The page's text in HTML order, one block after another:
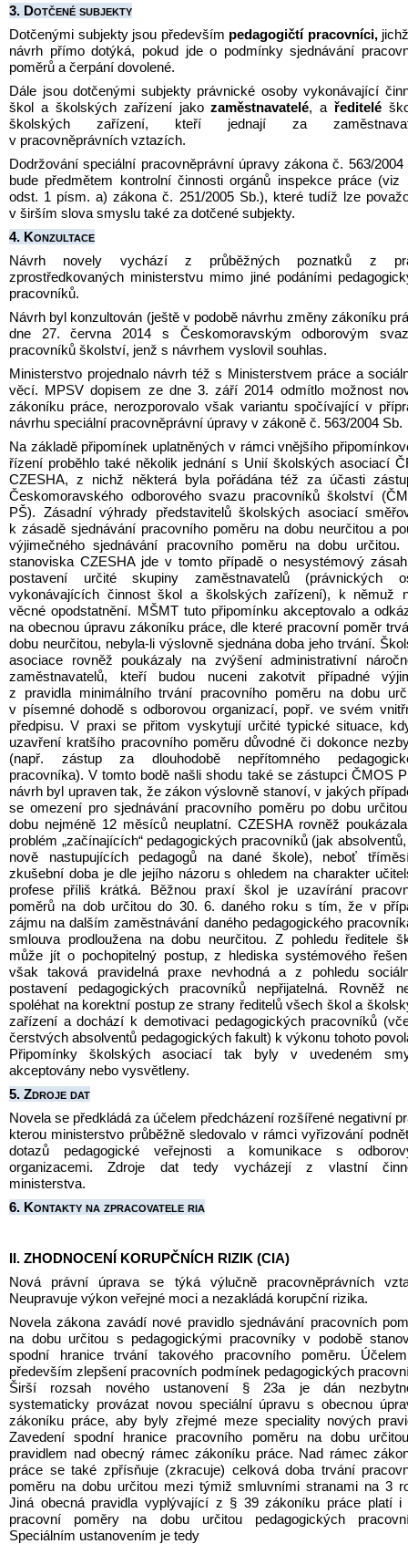
3. Dotčené subjekty
Dotčenými subjekty jsou především pedagogičtí pracovníci,
návrh přímo dotýká, pokud jde o podmínky sjednávání
poměrů a čerpání dovolené.
Dále jsou dotčenými subjekty právnické osoby vykonávající
škol a školských zařízení jako zaměstnavatelé, a ředitelé
školských zařízení, kteří jednají za
v pracovněprávních vztazích.
Dodržování speciální pracovněprávní úpravy zákona č. 563/2004
bude předmětem kontrolní činnosti orgánů inspekce práce (viz
odst. 1 písm. a) zákona č. 251/2005 Sb.), které tudíž lze
v širším slova smyslu také za dotčené subjekty.
4. Konzultace
Návrh novely vychází z průběžných poznatků z
zprostředkovaných ministerstvu mimo jiné podáními
pracovníků.
Návrh byl konzultován (ještě v podobě návrhu změny zákoníku
dne 27. června 2014 s Českomoravským odborovým
pracovníků školství, jenž s návrhem vyslovil souhlas.
Ministerstvo projednalo návrh též s Ministerstvem práce a
věcí. MPSV dopisem ze dne 3. září 2014 odmítlo možnost
zákoníku práce, nerozporovalo však variantu spočívající v
návrhu speciální pracovněprávní úpravy v zákoně č. 563/2004 Sb.
Na základě připomínek uplatněných v rámci vnějšího
řízení proběhlo také několik jednání s Unií školských asociací
CZESHA, z nichž některá byla pořádána též za účasti
Českomoravského odborového svazu pracovníků školství
PŠ). Zásadní výhrady představitelů školských asociací
k zásadě sjednávání pracovního poměru na dobu neurčitou a
výjimečného sjednávání pracovního poměru na dobu určitou.
stanoviska CZESHA jde v tomto případě o nesystémový
postavení určité skupiny zaměstnavatelů (právnických
vykonávajících činnost škol a školských zařízení), k němuž
věcné opodstatnění. MŠMT tuto připomínku akceptovalo a
na obecnou úpravu zákoníku práce, dle které pracovní poměr
dobu neurčitou, nebyla-li výslovně sjednána doba jeho trvání.
asociace rovněž poukázaly na zvýšení administrativní
zaměstnavatelů, kteří budou nuceni zakotvit případné
z pravidla minimálního trvání pracovního poměru na dobu
v písemné dohodě s odborovou organizací, popř. ve svém
předpisu. V praxi se přitom vyskytují určité typické situace,
uzavření kratšího pracovního poměru důvodné či dokonce
(např. zástup za dlouhodobě nepřítomného
pracovníka). V tomto bodě našli shodu také se zástupci ČMOS
návrh byl upraven tak, že zákon výslovně stanoví, v jakých
se omezení pro sjednávání pracovního poměru po dobu
dobu nejméně 12 měsíců neuplatní. CZESHA rovněž
problém „začínajících“ pedagogických pracovníků (jak
nově nastupujících pedagogů na dané škole), neboť
zkušební doba je dle jejího názoru s ohledem na charakter
profese příliš krátká. Běžnou praxí škol je uzavírání
poměrů na dob určitou do 30. 6. daného roku s tím, že v
zájmu na dalším zaměstnávání daného pedagogického
smlouva prodloužena na dobu neurčitou. Z pohledu ředitele
může jít o pochopitelný postup, z hlediska systémového
však taková pravidelná praxe nevhodná a z pohledu
postavení pedagogických pracovníků nepřijatelná. Rovněž
spoléhat na korektní postup ze strany ředitelů všech škol a
zařízení a dochází k demotivaci pedagogických pracovníků
čerstvých absolventů pedagogických fakult) k výkonu tohoto
Připomínky školských asociací tak byly v uvedeném
akceptovány nebo vysvětleny.
5. Zdroje dat
Novela se předkládá za účelem předcházení rozšířené negativní
kterou ministerstvo průběžně sledovalo v rámci vyřizování
dotazů pedagogické veřejnosti a komunikace s
organizacemi. Zdroje dat tedy vycházejí z vlastní
ministerstva.
6. Kontakty na zpracovatele ria
II. ZHODNOCENÍ KORUPČNÍCH RIZIK (CIA)
Nová právní úprava se týká výlučně pracovněprávních
Neupravuje výkon veřejné moci a nezakládá korupční rizika.
Novela zákona zavádí nové pravidlo sjednávání pracovních
na dobu určitou s pedagogickými pracovníky v podobě
spodní hranice trvání takového pracovního poměru.
především zlepšení pracovních podmínek pedagogických
Širší rozsah nového ustanovení § 23a je dán
systematicky provázat novou speciální úpravu s obecnou
zákoníku práce, aby byly zřejmé meze speciality nových
Zavedení spodní hranice pracovního poměru na dobu
pravidlem nad obecný rámec zákoníku práce. Nad rámec
práce se také zpřísňuje (zkracuje) celková doba trvání
poměru na dobu určitou mezi týmiž smluvními stranami na 3
Jiná obecná pravidla vyplývající z § 39 zákoníku práce platí i
pracovní poměry na dobu určitou pedagogických
Speciálním ustanovením je tedy